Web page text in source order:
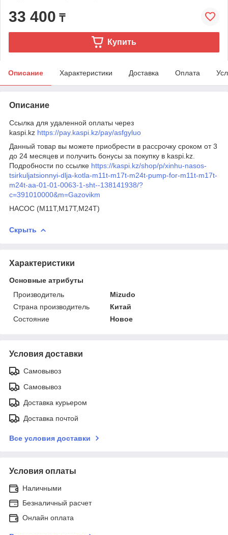
33 400 ₸
Купить
Описание Характеристики Доставка Оплата
Описание
Ссылка для удаленной оплаты через
kaspi.kz https://pay.kaspi.kz/pay/asfgyluo
Данный товар вы можете приобрести в рассрочку сроком от 3
до 24 месяцев и получить бонусы за покупку в kaspi.kz.
Подробности по ссылке https://kaspi.kz/shop/p/xinhu-nasos-
tsirkuljatsionnyi-dlja-kotla-m11t-m17t-m24t-pump-for-m11t-m17t-
m24t-aa-01-01-0063-1-sht--138141938/?
c=391010000&m=Gazovikm
НАСОС (M11T,M17T,M24T)
Скрыть
Характеристики
Основные атрибуты
Производитель
Mizudo
Страна производитель
Китай
Состояние
Новое
Условия доставки
Самовывоз
Самовывоз
Доставка курьером
Доставка почтой
Все условия доставки
Условия оплаты
Наличными
Безналичный расчет
Онлайн оплата